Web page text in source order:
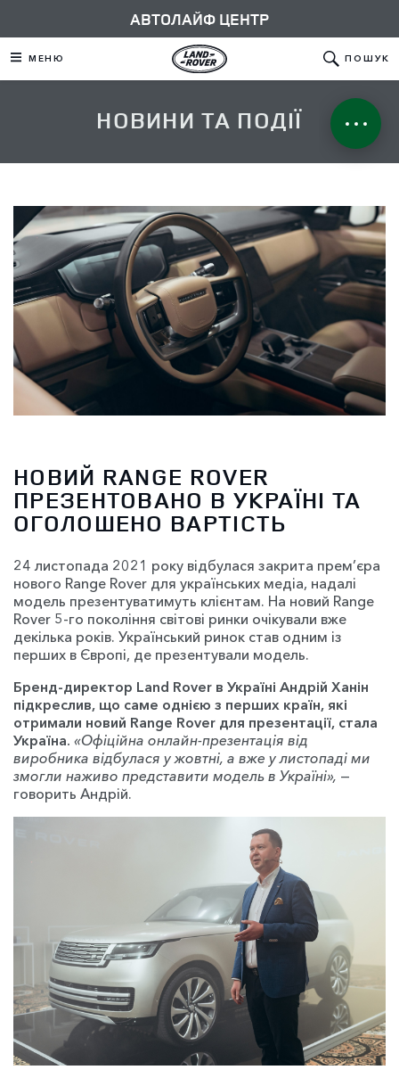
АВТОЛАЙФ ЦЕНТР
МЕНЮ ПОШУК
НОВИНИ ТА ПОДІЇ
НОВИЙ RANGE ROVER
ПРЕЗЕНТОВАНО В УКРАЇНІ ТА
ОГОЛОШЕНО ВАРТІСТЬ
24 листопада 2021 року відбулася закрита прем’єра
нового Range Rover для українських медіа, надалі
модель презентуватимуть клієнтам. На новий Range
Rover 5-го покоління світові ринки очікували вже
декілька років. Український ринок став одним із
перших в Європі, де презентували модель.
Бренд-директор Land Rover в Україні Андрій Ханін
підкреслив, що саме однією з перших країн, які
отримали новий Range Rover для презентації, стала
Україна. «Офіційна онлайн-презентація від
виробника відбулася у жовтні, а вже у листопаді ми
змогли наживо представити модель в Україні», —
говорить Андрій.